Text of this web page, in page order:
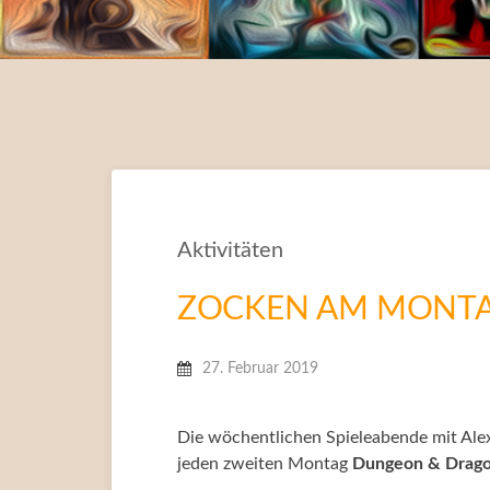
Aktivitäten
ZOCKEN AM
27. Februar 2019
Die wöchentlichen Spieleabende mit
jeden zweiten Montag Dungeon &